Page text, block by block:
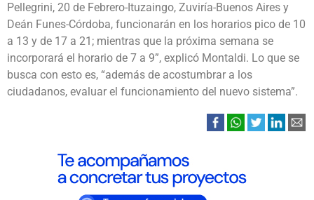
Pellegrini, 20 de Febrero-Ituzaingo, Zuviría-Buenos Aires y
Deán Funes-Córdoba, funcionarán en los horarios pico de 10
a 13 y de 17 a 21; mientras que la próxima semana se
incorporará el horario de 7 a 9”, explicó Montaldi. Lo que se
busca con esto es, “además de acostumbrar a los
ciudadanos, evaluar el funcionamiento del nuevo sistema”.